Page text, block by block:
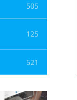
505
125
521